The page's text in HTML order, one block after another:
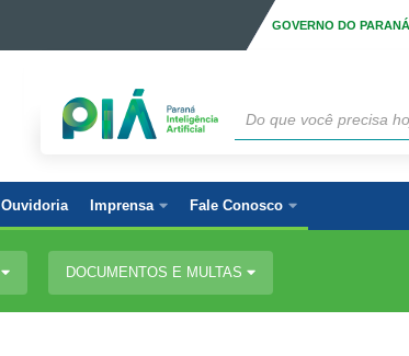
GOVERNO DO PARANÁ
Ouvidoria Imprensa Fale Conosco
DOCUMENTOS E MULTAS